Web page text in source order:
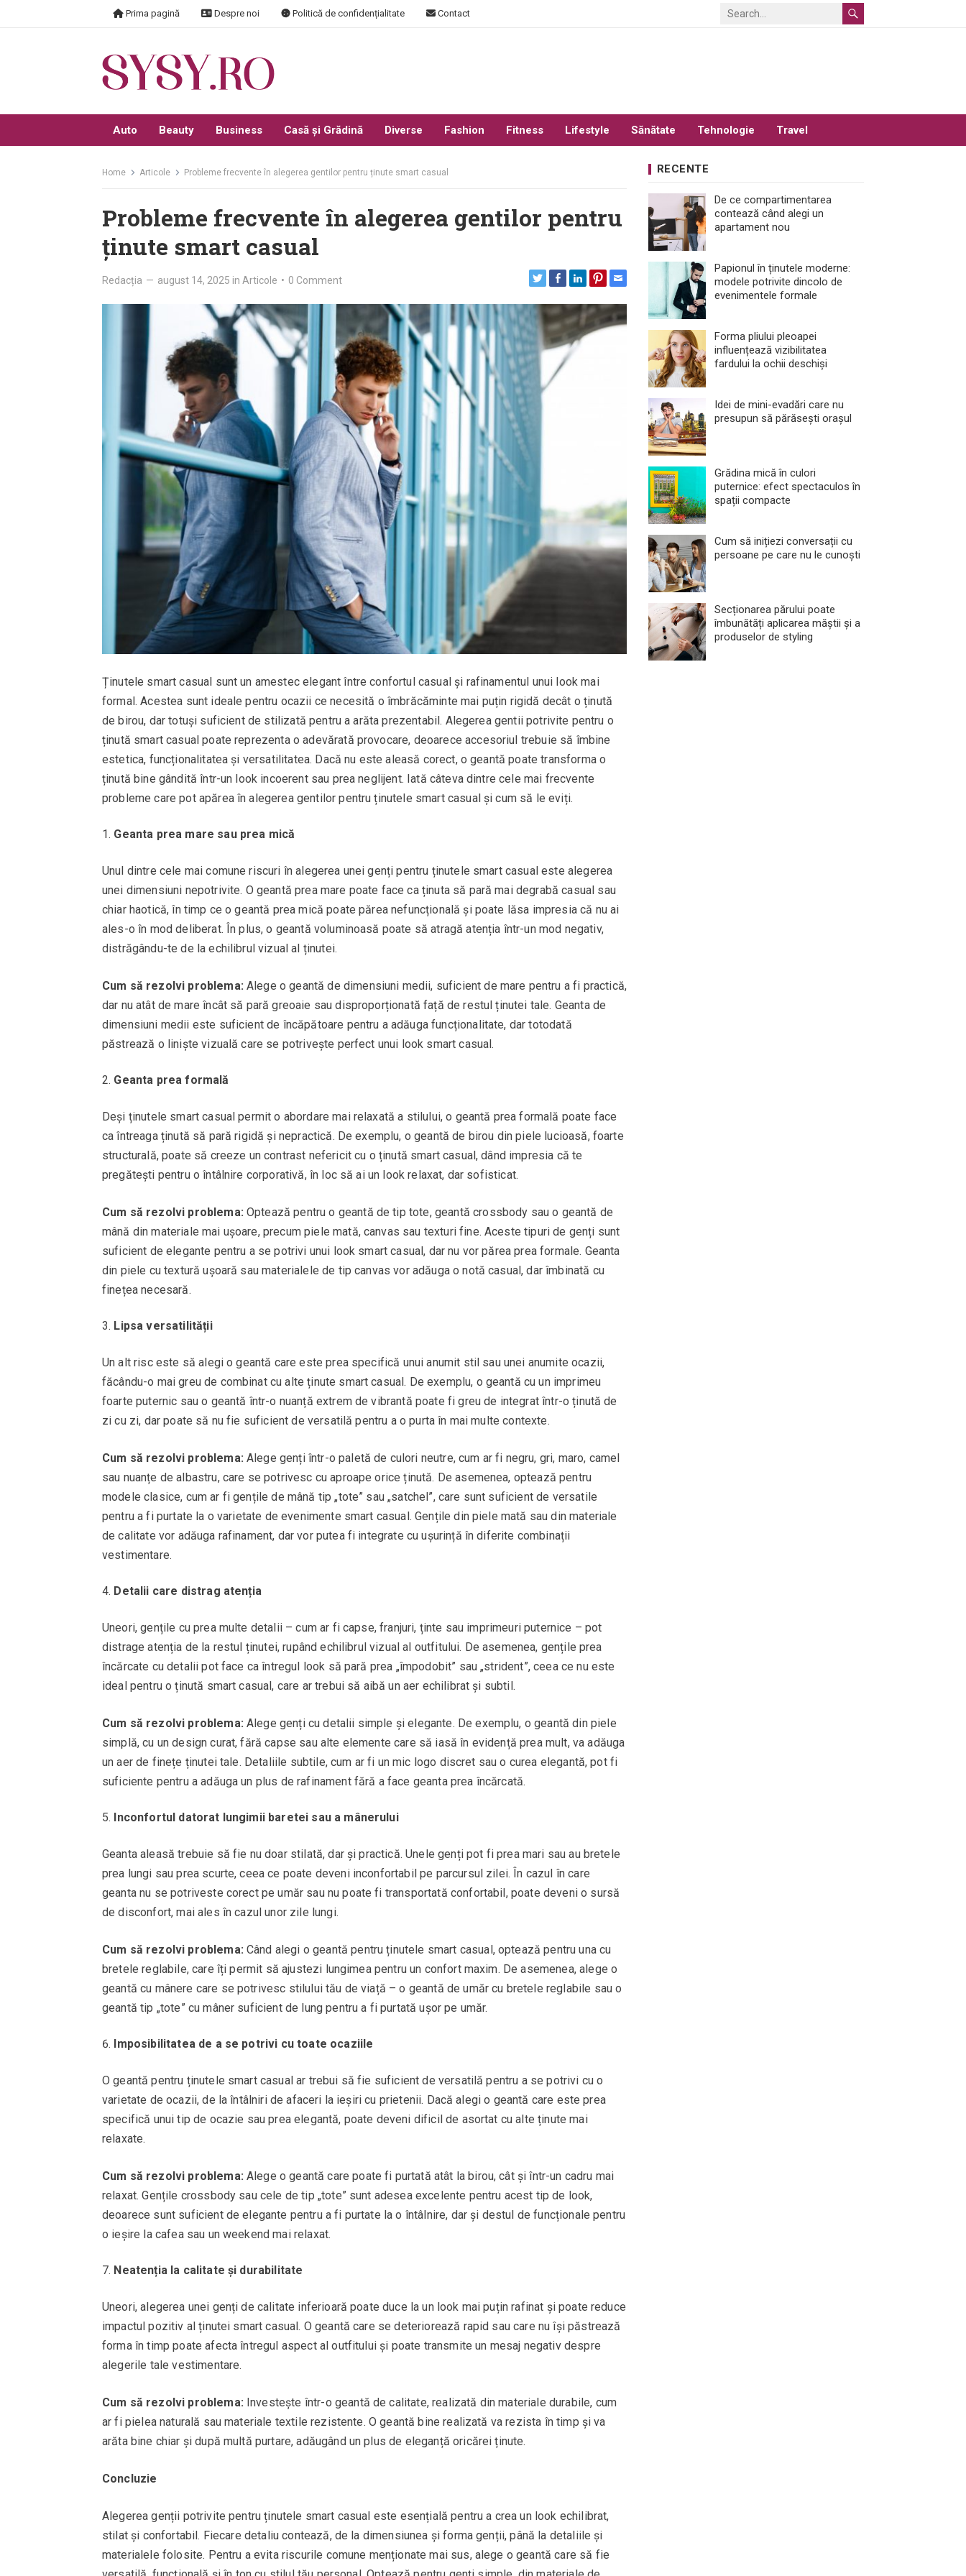
Prima pagină Despre noi Politică de confidențialitate Contact
Auto Beauty Business Casă și Grădină Diverse Fashion Fitness Lifestyle Sănătate Tehnologie Travel
Home Articole Probleme frecvente în alegerea gentilor pentru ținute smart casual
Probleme frecvente în alegerea gentilor pentru
ținute smart casual
Redacția — august 14, 2025 in Articole • 0 Comment
Ținutele smart casual sunt un amestec elegant între confortul casual și rafinamentul unui look mai
formal. Acestea sunt ideale pentru ocazii ce necesită o îmbrăcăminte mai puțin rigidă decât o ținută
de birou, dar totuși suficient de stilizată pentru a arăta prezentabil. Alegerea gentii potrivite pentru o
ținută smart casual poate reprezenta o adevărată provocare, deoarece accesoriul trebuie să îmbine
estetica, funcționalitatea și versatilitatea. Dacă nu este aleasă corect, o geantă poate transforma o
ținută bine gândită într-un look incoerent sau prea neglijent. Iată câteva dintre cele mai frecvente
probleme care pot apărea în alegerea gentilor pentru ținutele smart casual și cum să le eviți.
Geanta prea mare sau prea mică
Unul dintre cele mai comune riscuri în alegerea unei genți pentru ținutele smart casual este alegerea
unei dimensiuni nepotrivite. O geantă prea mare poate face ca ținuta să pară mai degrabă casual sau
chiar haotică, în timp ce o geantă prea mică poate părea nefuncțională și poate lăsa impresia că nu ai
ales-o în mod deliberat. În plus, o geantă voluminoasă poate să atragă atenția într-un mod negativ,
distrăgându-te de la echilibrul vizual al ținutei.
Cum să rezolvi problema: Alege o geantă de dimensiuni medii, suficient de mare pentru a fi practică,
dar nu atât de mare încât să pară greoaie sau disproporționată față de restul ținutei tale. Geanta de
dimensiuni medii este suficient de încăpătoare pentru a adăuga funcționalitate, dar totodată
păstrează o liniște vizuală care se potrivește perfect unui look smart casual.
Geanta prea formală
Deși ținutele smart casual permit o abordare mai relaxată a stilului, o geantă prea formală poate face
ca întreaga ținută să pară rigidă și nepractică. De exemplu, o geantă de birou din piele lucioasă, foarte
structurală, poate să creeze un contrast nefericit cu o ținută smart casual, dând impresia că te
pregătești pentru o întâlnire corporativă, în loc să ai un look relaxat, dar sofisticat.
Cum să rezolvi problema: Optează pentru o geantă de tip tote, geantă crossbody sau o geantă de
mână din materiale mai ușoare, precum piele mată, canvas sau texturi fine. Aceste tipuri de genți sunt
suficient de elegante pentru a se potrivi unui look smart casual, dar nu vor părea prea formale. Geanta
din piele cu textură ușoară sau materialele de tip canvas vor adăuga o notă casual, dar îmbinată cu
finețea necesară.
Lipsa versatilității
Un alt risc este să alegi o geantă care este prea specifică unui anumit stil sau unei anumite ocazii,
făcându-o mai greu de combinat cu alte ținute smart casual. De exemplu, o geantă cu un imprimeu
foarte puternic sau o geantă într-o nuanță extrem de vibrantă poate fi greu de integrat într-o ținută de
zi cu zi, dar poate să nu fie suficient de versatilă pentru a o purta în mai multe contexte.
Cum să rezolvi problema: Alege genți într-o paletă de culori neutre, cum ar fi negru, gri, maro, camel
sau nuanțe de albastru, care se potrivesc cu aproape orice ținută. De asemenea, optează pentru
modele clasice, cum ar fi gențile de mână tip „tote” sau „satchel”, care sunt suficient de versatile
pentru a fi purtate la o varietate de evenimente smart casual. Gențile din piele mată sau din materiale
de calitate vor adăuga rafinament, dar vor putea fi integrate cu ușurință în diferite combinații
vestimentare.
Detalii care distrag atenția
Uneori, gențile cu prea multe detalii – cum ar fi capse, franjuri, ținte sau imprimeuri puternice – pot
distrage atenția de la restul ținutei, rupând echilibrul vizual al outfitului. De asemenea, gențile prea
încărcate cu detalii pot face ca întregul look să pară prea „împodobit” sau „strident”, ceea ce nu este
ideal pentru o ținută smart casual, care ar trebui să aibă un aer echilibrat și subtil.
Cum să rezolvi problema: Alege genți cu detalii simple și elegante. De exemplu, o geantă din piele
simplă, cu un design curat, fără capse sau alte elemente care să iasă în evidență prea mult, va adăuga
un aer de finețe ținutei tale. Detaliile subtile, cum ar fi un mic logo discret sau o curea elegantă, pot fi
suficiente pentru a adăuga un plus de rafinament fără a face geanta prea încărcată.
Inconfortul datorat lungimii baretei sau a mânerului
Geanta aleasă trebuie să fie nu doar stilată, dar și practică. Unele genți pot fi prea mari sau au bretele
prea lungi sau prea scurte, ceea ce poate deveni inconfortabil pe parcursul zilei. În cazul în care
geanta nu se potriveste corect pe umăr sau nu poate fi transportată confortabil, poate deveni o sursă
de disconfort, mai ales în cazul unor zile lungi.
Cum să rezolvi problema: Când alegi o geantă pentru ținutele smart casual, optează pentru una cu
bretele reglabile, care îți permit să ajustezi lungimea pentru un confort maxim. De asemenea, alege o
geantă cu mânere care se potrivesc stilului tău de viață – o geantă de umăr cu bretele reglabile sau o
geantă tip „tote” cu mâner suficient de lung pentru a fi purtată ușor pe umăr.
Imposibilitatea de a se potrivi cu toate ocaziile
O geantă pentru ținutele smart casual ar trebui să fie suficient de versatilă pentru a se potrivi cu o
varietate de ocazii, de la întâlniri de afaceri la ieșiri cu prietenii. Dacă alegi o geantă care este prea
specifică unui tip de ocazie sau prea elegantă, poate deveni dificil de asortat cu alte ținute mai
relaxate.
Cum să rezolvi problema: Alege o geantă care poate fi purtată atât la birou, cât și într-un cadru mai
relaxat. Gențile crossbody sau cele de tip „tote” sunt adesea excelente pentru acest tip de look,
deoarece sunt suficient de elegante pentru a fi purtate la o întâlnire, dar și destul de funcționale pentru
o ieșire la cafea sau un weekend mai relaxat.
Neatenția la calitate și durabilitate
Uneori, alegerea unei genți de calitate inferioară poate duce la un look mai puțin rafinat și poate reduce
impactul pozitiv al ținutei smart casual. O geantă care se deteriorează rapid sau care nu își păstrează
forma în timp poate afecta întregul aspect al outfitului și poate transmite un mesaj negativ despre
alegerile tale vestimentare.
Cum să rezolvi problema: Investește într-o geantă de calitate, realizată din materiale durabile, cum
ar fi pielea naturală sau materiale textile rezistente. O geantă bine realizată va rezista în timp și va
arăta bine chiar și după multă purtare, adăugând un plus de eleganță oricărei ținute.
Concluzie
Alegerea genții potrivite pentru ținutele smart casual este esențială pentru a crea un look echilibrat,
stilat și confortabil. Fiecare detaliu contează, de la dimensiunea și forma genții, până la detaliile și
materialele folosite. Pentru a evita riscurile comune menționate mai sus, alege o geantă care să fie
RECENTE
De ce compartimentarea
contează când alegi un
apartament nou
Papionul în ținutele moderne:
modele potrivite dincolo de
evenimentele formale
Forma pliului pleoapei
influențează vizibilitatea
fardului la ochii deschiși
Idei de mini-evadări care nu
presupun să părăsești orașul
Grădina mică în culori
puternice: efect spectaculos în
spații compacte
Cum să inițiezi conversații cu
persoane pe care nu le cunoști
Secționarea părului poate
îmbunătăți aplicarea măștii și a
produselor de styling